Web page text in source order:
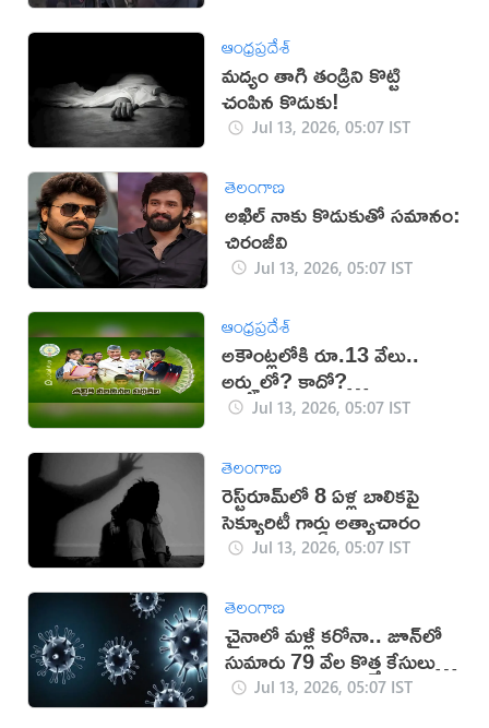
ఆంధ్రప్రదేశ్
మద్యం తాగి తండ్రిని కొట్టి
చంపిన కొడుకు!
Jul 13, 2026, 05:07 IST
తెలంగాణ
అఖిల్‌ నాకు కొడుకుతో సమానం:
చిరంజీవి
Jul 13, 2026, 05:07 IST
ఆంధ్రప్రదేశ్
అకౌంట్లలోకి రూ.13 వేలు..
అర్హులో? కాదో?
తెలుసుకోండిలా..
Jul 13, 2026, 05:07 IST
తెలంగాణ
రెస్ట్‌రూమ్‌లో 8 ఏళ్ల బాలికపై
సెక్యూరిటీ గార్డు అత్యాచారం
Jul 13, 2026, 05:07 IST
తెలంగాణ
చైనాలో మళ్లీ కరోనా.. జూన్‌లో
సుమారు 79 వేల కొత్త కేసులు
నమోదుJul 13, 2026, 05:07 IST